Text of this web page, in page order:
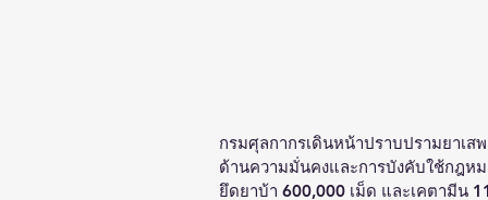
กรมศุลกากรเดินหน้าปราบปรามยาเ
ด้านความมั่นคงและการบังคับใช้กฎห
ยึดยาบ้า 600,000 เม็ด และเคตามีน